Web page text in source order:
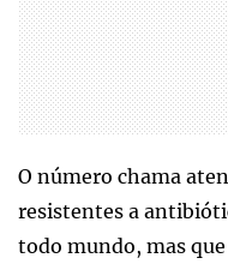
O número chama
resistentes a
todo mundo, mas